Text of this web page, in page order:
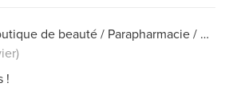
(Boutique de beauté / Parapharmacie / Pharmacie)
!